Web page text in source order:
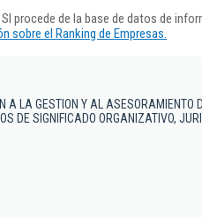
procede de la base de datos de
sobre el Ranking de Empresas.
A LA GESTION Y AL ASESORAMIENTO
DE SIGNIFICADO ORGANIZATIVO,